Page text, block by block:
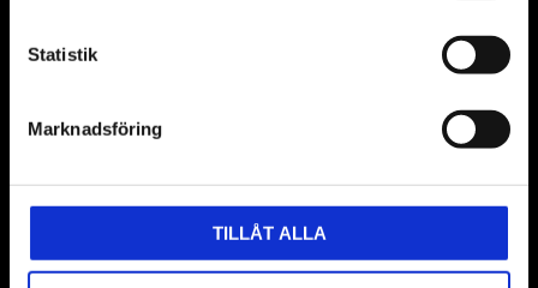
Statistik
Marknadsföring
TILLÅT ALLA
& däckmaskiner och Master luftmaskiner. Kontakta oss
kunden.